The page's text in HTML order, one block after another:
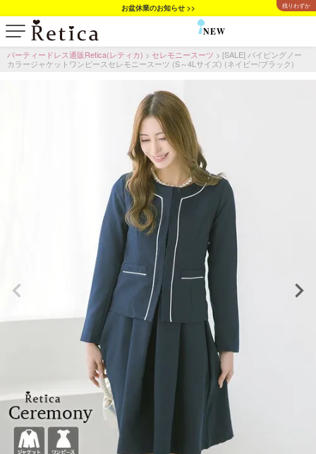
お盆休業のお知らせ >>
NEW
パーティードレス通販Retica(レティカ) セレモニースーツ
[SALE] パイピングノー
カラージャケットワンピースセレモニースーツ (S～4Lサイズ) (ネイビー/ブラック)
残りわずか